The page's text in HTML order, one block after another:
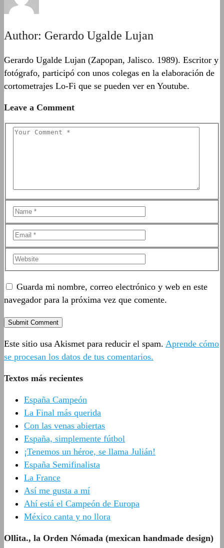
Author: Gerardo Ugalde Lujan
Gerardo Ugalde Lujan (Zapopan, Jalisco. 1989). Escritor y
fotógrafo, participó con unos colegas en la elaboración de
cortometrajes Lo-Fi que se pueden ver en Youtube.
Leave a Comment
Guarda mi nombre, correo electrónico y web en este
navegador para la próxima vez que comente.
Este sitio usa Akismet para reducir el spam. Aprende cómo
se procesan los datos de tus comentarios.
Textos más recientes
España Campeón
La Final más querida
Con las venas abiertas
España, simplemente fútbol
¡Tenemos un héroe, se llama Julián!
España Semifinalista
La France
Así me gusta a mí
Ahí está el Campeón de Europa
México canta y no llora
Ollita., la Orden Nómada (mexican handmade design)